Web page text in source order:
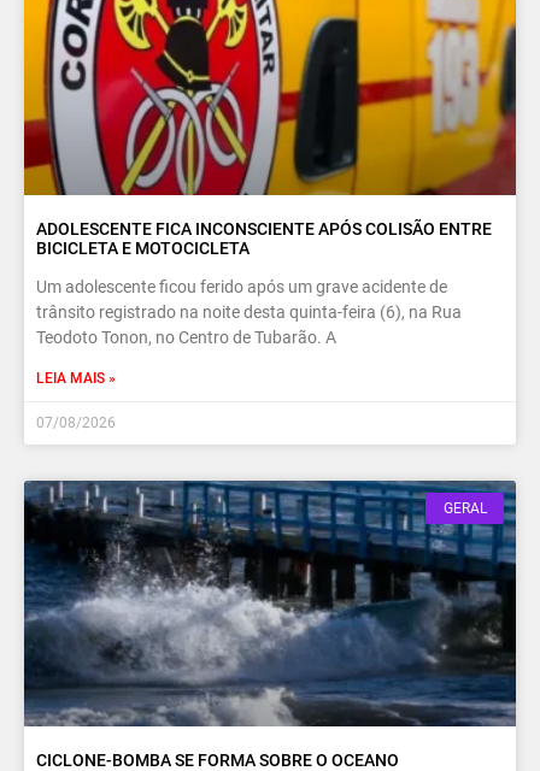
ADOLESCENTE FICA INCONSCIENTE APÓS COLISÃO ENTRE
BICICLETA E MOTOCICLETA
Um adolescente ficou ferido após um grave acidente de
trânsito registrado na noite desta quinta-feira (6), na Rua
Teodoto Tonon, no Centro de Tubarão. A
LEIA MAIS »
07/08/2026
GERAL
CICLONE-BOMBA SE FORMA SOBRE O OCEANO